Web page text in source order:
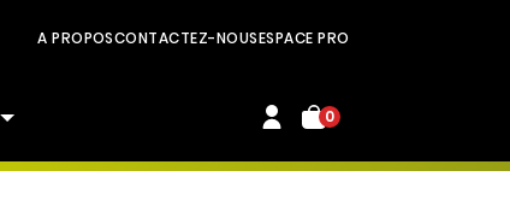
A PROPOSCONTACTEZ-NOUSESPACE PRO
0